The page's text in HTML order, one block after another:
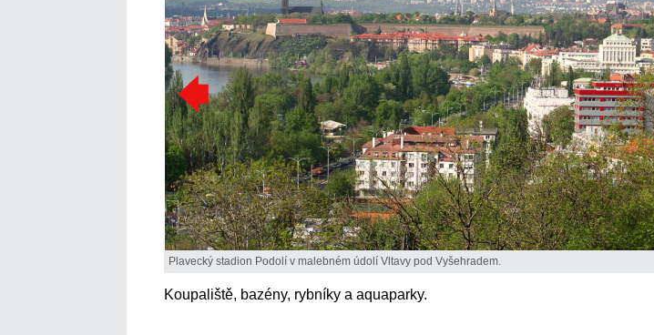
Plavecký stadion Podolí v malebném údolí Vltavy pod Vyšehradem.
Koupaliště, bazény, rybníky a aquaparky.